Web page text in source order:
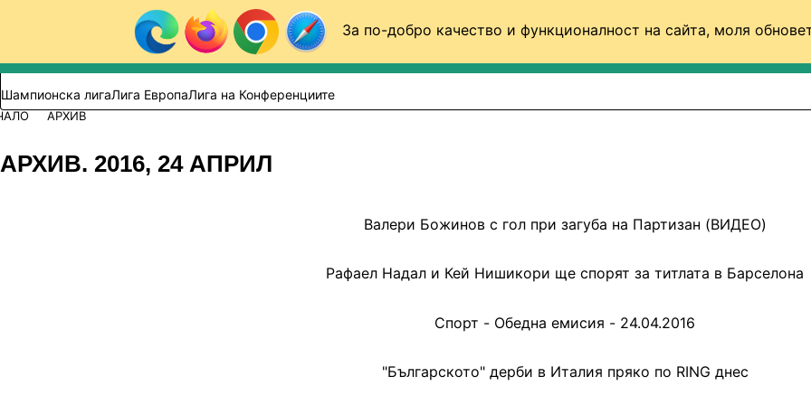
За по-добро качество и функционалност на сайта, моля
Към съдържанието
Търси в сайта
ВИДЕО ФУТБОЛ (БГ)
Шампионска лигаЛига ЕвропаЛига на Конференциите
АРХИВ
АРХИВ. 2016, 24 АПРИЛ
Валери Божинов с гол при загуба на Партизан (ВИДЕО)
Рафаел Надал и Кей Нишикори ще спорят за титлата в Барселона
Спорт - Обедна емисия - 24.04.2016
"Българското" дерби в Италия пряко по RING днес